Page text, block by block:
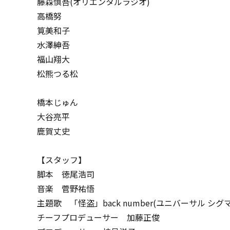
高橋努
筧美和子
水澤紳吾
福山翔大
松熊つる松
橋本じゅん
大谷亮平
鹿賀丈史
【スタッフ】
脚本 徳尾浩司
音楽 菅野祐悟
主題歌 「怪盗」back number(ユニバーサル シグ
チーフプロデューサー 加藤正俊